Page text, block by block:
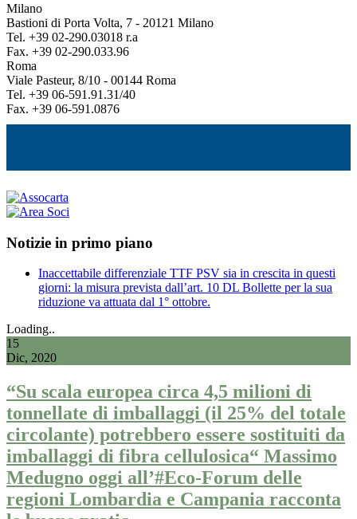
Milano
Bastioni di Porta Volta, 7 - 20121 Milano
Tel. +39 02-290.03018 r.a
Fax. +39 02-290.033.96
Roma
Viale Pasteur, 8/10 - 00144 Roma
Tel. +39 06-591.91.31/40
Fax. +39 06-591.0876
Notizie in primo piano
Inaccettabile differenziale TTF PSV sia in crescita in questi
giorni: la misura prevista dall’art. 10 DL Bollette per la sua
riduzione va attuata dal 1° ottobre.
Loading..
15
Dic, 2020
“Su scala europea circa 4,5 milioni di
tonnellate di imballaggi (il 25% del totale
circolante) potrebbero essere sostituiti da
imballaggi di fibra cellulosica“ Massimo
Medugno oggi all’#Eco-Forum delle
regioni Lombardia e Campania racconta